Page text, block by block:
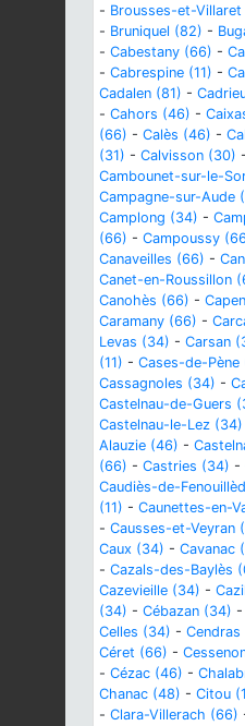
- Brousses-et-Villaret
- Bruniquel (82) -
- Cabestany (66) -
- Cabrespine (11) -
Cadalen (81) -
- Cahors (46) -
(66) - Calès (46) -
(31) - Calvisson (30) -
Cambounet-sur-le-
Campagne-sur-Aude
Camplong (34) -
(66) - Campoussy
Canaveilles (66) -
Canet-en-Roussillon
Canohès (66) -
Caramany (66) -
Levas (34) - Carsan
(11) - Cases-de-Pène
Cassagnoles (34) -
Castelnau-de-Guers
Castelnau-le-Lez (34)
Alauzie (46) -
(66) - Castries (34) -
Caudiès-de-
(11) - Caunettes-en-
- Causses-et-Veyran
Caux (34) - Cavanac
- Cazals-des-Baylès
Cazevieille (34) -
(34) - Cébazan (34) -
Celles (34) - Cendras
Céret (66) -
- Cézac (46) -
Chanac (48) - Citou
- Clara-Villerach (66)